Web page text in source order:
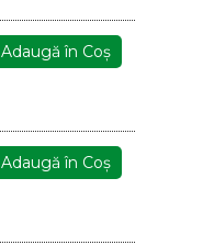
Adaugă în Coş
Adaugă în Coş